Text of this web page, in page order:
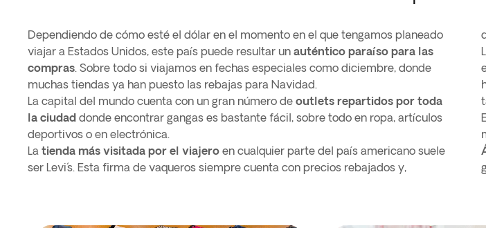
Dependiendo de cómo esté el dólar en el momento en el que tengamos planeado
viajar a Estados Unidos, este país puede resultar un auténtico paraíso para las
compras. Sobre todo si viajamos en fechas especiales como diciembre, donde
muchas tiendas ya han puesto las rebajas para Navidad.
La capital del mundo cuenta con un gran número de outlets repartidos por toda
la ciudad donde encontrar gangas es bastante fácil, sobre todo en ropa, artículos
deportivos o en electrónica.
La tienda más visitada por el viajero en cualquier parte del país americano suele
ser Levi´s. Esta firma de vaqueros siempre cuenta con precios rebajados y,